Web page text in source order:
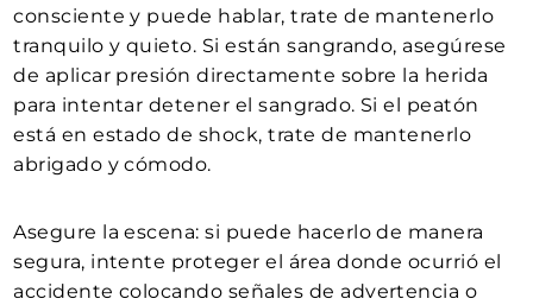
consciente y puede hablar, trate de mantenerlo
tranquilo y quieto. Si están sangrando, asegúrese
de aplicar presión directamente sobre la herida
para intentar detener el sangrado. Si el peatón
está en estado de shock, trate de mantenerlo
abrigado y cómodo.
Asegure la escena: si puede hacerlo de manera
segura, intente proteger el área donde ocurrió el
accidente colocando señales de advertencia o